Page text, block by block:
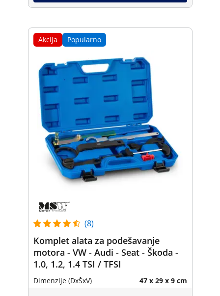
Akcija Popularno
(8)
Komplet alata za podešavanje
motora - VW - Audi - Seat - Škoda -
1.0, 1.2, 1.4 TSI / TFSI
Dimenzije (DxŠxV) 47 x 29 x 9 cm